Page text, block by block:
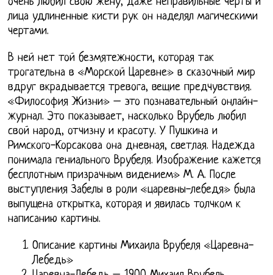
лица удлиненные кисти рук он наделял магическими
чертами.
В ней нет той безмятежности, которая так
трогательна в «Морской Царевне» в сказочный мир
вдруг вкрадывается тревога, вещие предчувствия.
«Философия Жизни» – это познавательный онлайн-
журнал. Это показывает, насколько Врубель любил
свой народ, отчизну и красоту. У Пушкина и
Римского-Корсакова она дневная, светлая. Надежда
понимала гениального Врубеля. Изображение кажется
бесплотным призрачным видением» М. А. После
выступления Забелы в роли «царевны-лебедя» была
выпущена открытка, которая и явилась толчком к
написанию картины.
Описание картины Михаила Врубеля «Царевна-
Лебедь»